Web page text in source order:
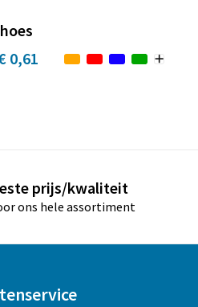
0,61
prijs/kwaliteit
ons hele assortiment